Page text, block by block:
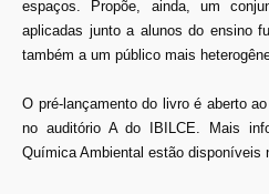
espaços. Propõe, ainda, um
aplicadas junto a alunos do ensino
também a um público mais
O pré-lançamento do livro é aberto
no auditório A do IBILCE. Mais
Química Ambiental estão disponíveis